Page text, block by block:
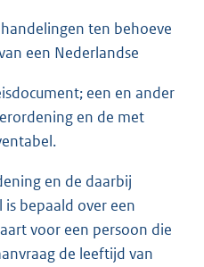
ten behoeve
een Nederlandse
een en ander
en de met
en de daarbij
bepaald over een
voor een persoon die
de leeftijd van